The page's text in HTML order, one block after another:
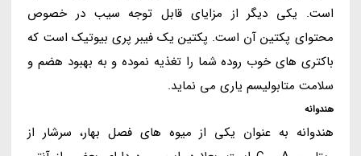
است. یکی دیگر از مزایای قابل توجه سیب در خصوص
محتوای پکتین آن است. پکتین یک فیبر پری بیوتیک است که
باکتری های خوب روده شما را تغذیه نموده و به بهبود هضم و
سلامت متابولیسم یاری می نماید.
هندوانه
هندوانه به عنوان یکی از میوه های فصل بهار، سرشار از